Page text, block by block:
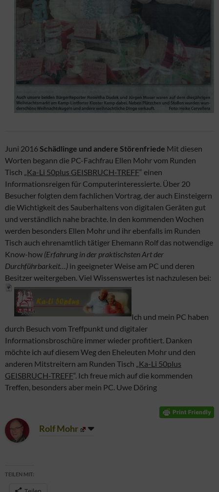
Juni 2016 Schädlinge und andere Störenfriede Mit diesen
Worten begann die PC-Fachfrau Ellen Mohr vom Runden
Tisch „ Ka-Li 50plus GEISBRUCH-TREFF“ einen
Informationsreigen für Computerinteressierte. Über 20
Besucher folgten dem fachlichen Vortrag, der auch Einsteigern
die Wichtigkeit des Sauberhaltens von digitalen Geräten gut
und verständlich nahe brachte. In den kommenden Wochen
werden besonders Ellen Mohr und ihr ebenfalls im Runden
Tisch auch ehrenamtlich tätiger Ehemann Rolf das notwendige
Know-how (Erfahrung in der praktischsten Art der
Durchführbarkeit…) in geeigneter Weise am PC und deren
Besitzer weitergeben. Viel Wissenswertes ist nachzulesen bei:
Ich und mein PC haben
durch Besuch vom Treffpunkt und digitaler
Informationsbroschüre immer wieder profitiert. Danken
möchte ich auf diesem Weg den Eheleuten Mohr und den
anderen Mitstreitern am Runden Tisch „ Ka-Li 50plus
GEISBRUCH-TREFF“. Ich freue mich auf die kommenden
Treffen, besonders aber mein PC. Uwe Döring
Rolf Mohr
TEILEN MIT: